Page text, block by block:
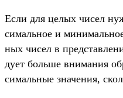
Ес­ли для целых чисел
сималь­ное и
ных чисел в
дует боль­ше вни­мания
сималь­ные зна­чения,